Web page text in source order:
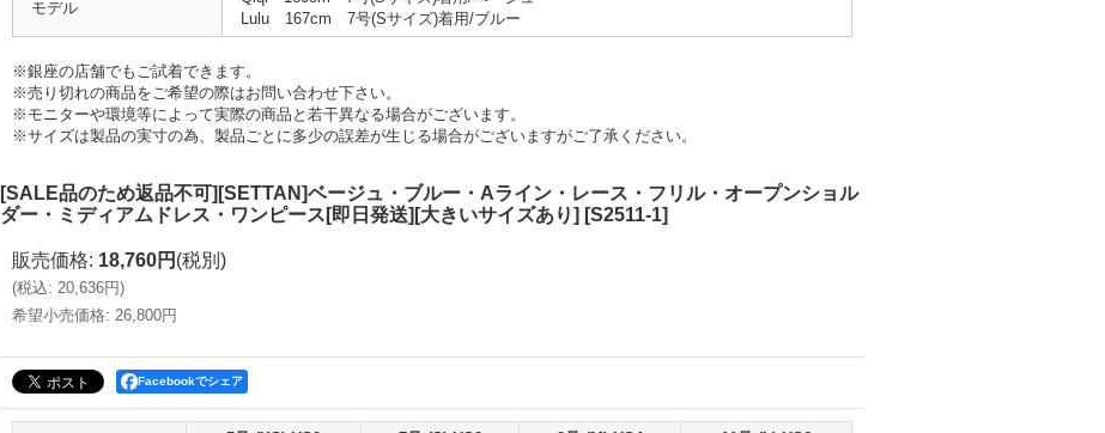
モデル
Lulu 167cm 7号(Sサイズ)着用/ブルー
※銀座の店舗でもご試着できます。
※売り切れの商品をご希望の際はお問い合わせ下さい。
※モニターや環境等によって実際の商品と若干異なる場合がございます。
※サイズは製品の実寸の為、製品ごとに多少の誤差が生じる場合がございますがご了承ください。
[SALE品のため返品不可][SETTAN]ベージュ・ブルー・Aライン・レース・フリル・オープンショル
ダー・ミディアムドレス・ワンピース[即日発送][大きいサイズあり] [S2511-1]
販売価格: 18,760円 (税別)
(税込: 20,636円)
希望小売価格: 26,800円
Facebookでシェア